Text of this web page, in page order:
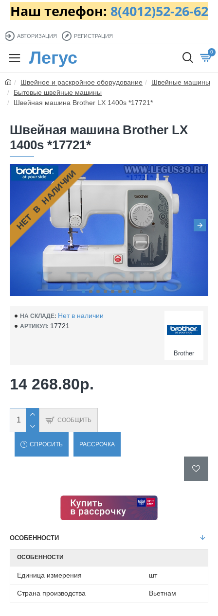
Наш телефон: 8(4012)52-26-62
АВТОРИЗАЦИЯ РЕГИСТРАЦИЯ
Легус 0
Швейное и раскройное оборудование
Швейные машины
Бытовые швейные машины
Швейная машина Brother LX 1400s *17721*
Швейная машина Brother LX
1400s *17721*
НЕТ В НАЛИЧИИ
НА СКЛАДЕ: Нет в наличии
АРТИКУЛ: 17721
Brother
14 268.80р.
СООБЩИТЬ
СПРОСИТЬ РАССРОЧКА
ОСОБЕННОСТИ
ОСОБЕННОСТИ
Единица измерения шт
Страна производства Вьетнам